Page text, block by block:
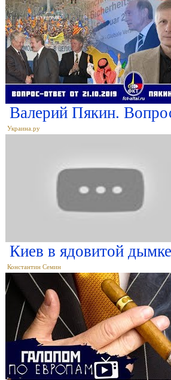
Валерий Пякин.
Украина.ру
Киев в ядовитой
Константин Семин